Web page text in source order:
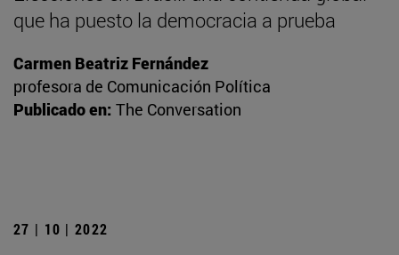
que ha puesto la democracia a prueba
Carmen Beatriz Fernández
profesora de Comunicación Política
Publicado en: The Conversation
27 | 10 | 2022